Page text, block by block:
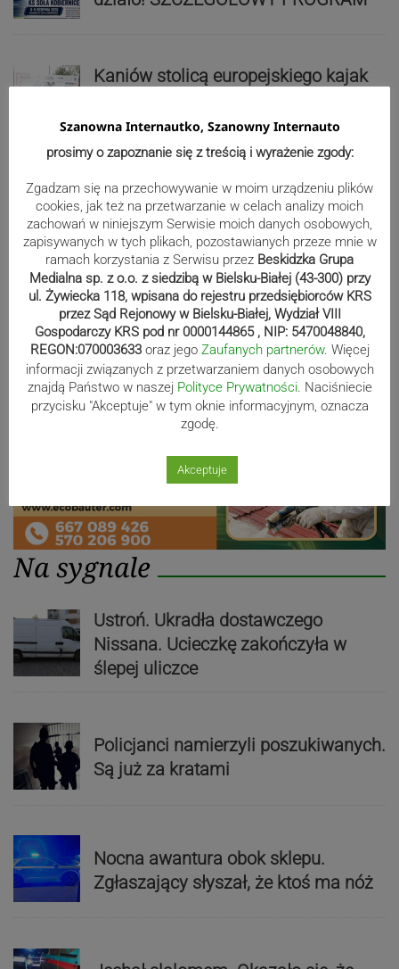
Kaniów stolicą europejskiego kajak
Europy rywalizowało przez trzy dni
Nakamura z dubletem w Wiśle.
Dyskwalifikacja Waszka zmieniła
klasyfikację Polaków
Reklama
Na sygnale
Ustroń. Ukradła dostawczego
Nissana. Ucieczkę zakończyła w
ślepej uliczce
Policjanci namierzyli poszukiwanych.
Są już za kratami
Nocna awantura obok sklepu.
Zgłaszający słyszał, że ktoś ma nóż
Szanowna Internautko, Szanowny Internauto
prosimy o zapoznanie się z treścią i wyrażenie zgody:
Zgadzam się na przechowywanie w moim urządzeniu plików
cookies, jak też na przetwarzanie w celach analizy moich
zachowań w niniejszym Serwisie moich danych osobowych,
zapisywanych w tych plikach, pozostawianych przeze mnie w
ramach korzystania z Serwisu przez Beskidzka Grupa
Medialna sp. z o.o. z siedzibą w Bielsku-Białej (43-300) przy
ul. Żywiecka 118, wpisana do rejestru przedsiębiorców KRS
przez Sąd Rejonowy w Bielsku-Białej, Wydział VIII
Gospodarczy KRS pod nr 0000144865 , NIP: 5470048840,
REGON:070003633 oraz jego Zaufanych partnerów. Więcej
informacji związanych z przetwarzaniem danych osobowych
znajdą Państwo w naszej Polityce Prywatności. Naciśniecie
przycisku "Akceptuje" w tym oknie informacyjnym, oznacza
zgodę.
Akceptuje